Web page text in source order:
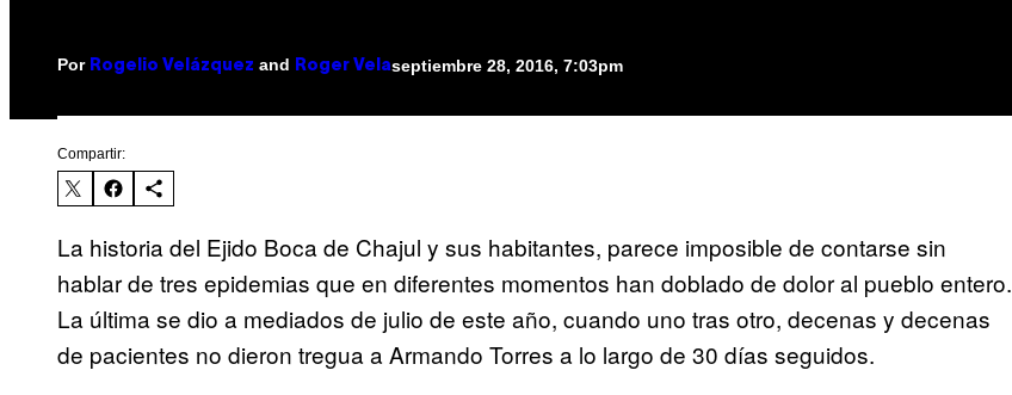
Por Rogelio Velázquez and Roger Velaseptiembre 28, 2016, 7:03pm
Compartir:
La historia del Ejido Boca de Chajul y sus habitantes, parece imposible de contarse sin
hablar de tres epidemias que en diferentes momentos han doblado de dolor al pueblo entero.
La última se dio a mediados de julio de este año, cuando uno tras otro, decenas y decenas
de pacientes no dieron tregua a Armando Torres a lo largo de 30 días seguidos.